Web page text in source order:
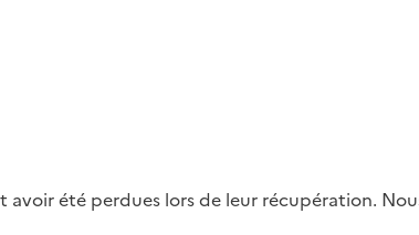
été perdues lors de leur récupération.